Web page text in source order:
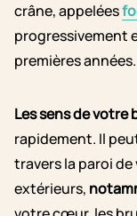
crâne, appelées
progressivement
premières années.
Les sens de votre
rapidement. Il
travers la paroi
extérieurs,